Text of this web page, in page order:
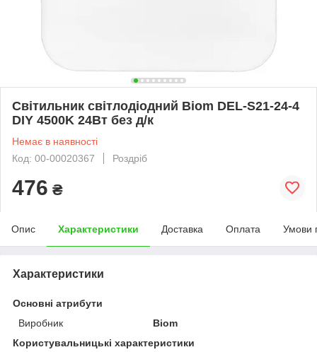
Світильник світлодіодний Biom DEL-S21-24-4
DIY 4500K 24Вт без д/к
Немає в наявності
Код: 00-00020367
Роздріб
476 ₴
Опис Характеристики Доставка Оплата Умови
Характеристики
Основні атрибути
Виробник
Biom
Користувальницькі характеристики